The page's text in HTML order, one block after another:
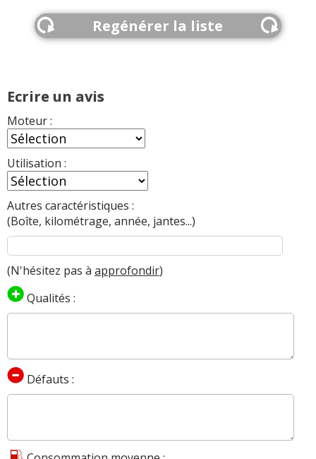
Regénérer la liste
Ecrire un avis
Moteur :
Utilisation :
Autres caractéristiques :
(Boîte, kilométrage, année, jantes...)
(N'hésitez pas à approfondir)
Qualités :
Défauts :